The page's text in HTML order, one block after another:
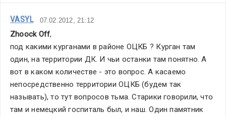
VASYL 07.02.2012, 21:12
Zhoock Off,
под какими курганами в районе ОЦКБ ? Курган там
один, на территории ДК. И чьи останки там понятно. А
вот в каком количестве - это вопрос. А касаемо
непосредственно территории ОЦКБ (будем так
называть), то тут вопросов тьма. Старики говорили, что
там и немецкий госпиталь был, и наш. Один памятник